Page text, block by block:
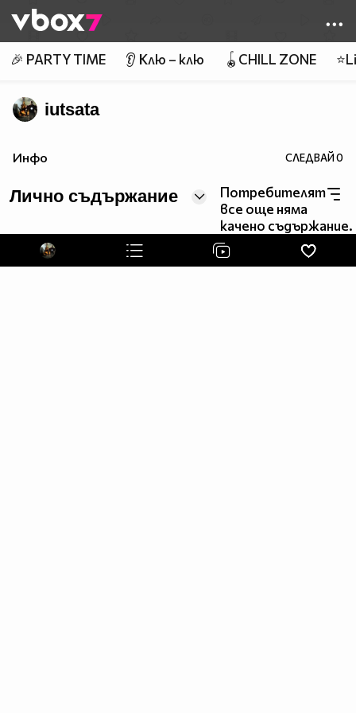
👾
🎉 PARTY TIME 👂 Клю – клю 🪀CHILL ZONE
iutsata
Инфо СЛЕДВАЙ0
Лично съдържание
Потребителят
все още няма
качено съдържание.